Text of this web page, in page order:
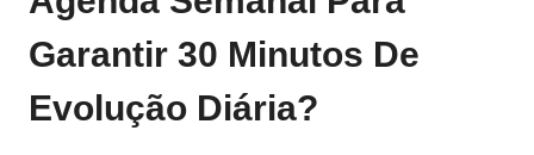
Garantir 30 Minutos De
Evolução Diária?